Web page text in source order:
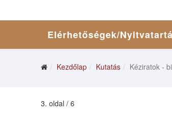
Elérhetőségek/
Kezdőlap Kutatás Kéziratok -
3. oldal / 6